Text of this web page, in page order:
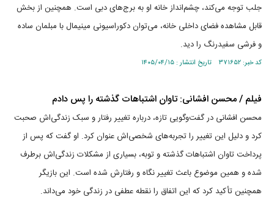
جلب توجه می‌کند، چشم‌انداز خانه او به برج‌های دبی است. همچنین از بخش
قابل مشاهده فضای داخلی خانه، می‌توان دکوراسیونی مینیمال با مبلمان ساده
و فرشی سفیدرنگ را دید.
کد خبر: ۳۷۱۶۵۲ تاریخ انتشار : ۱۴۰۵/۰۴/۱۵
فیلم / محسن افشانی: تاوان اشتباهات گذشته را پس دادم
محسن افشانی در گفت‌وگویی تازه، درباره تغییر رفتار و سبک زندگی‌اش صحبت
کرد و دلیل این تغییر را تجربه‌های شخصی‌اش عنوان کرد. او گفت که پس از
پرداخت تاوان اشتباهات گذشته و توبه، بسیاری از مشکلات زندگی‌اش برطرف
شده و همین موضوع باعث تغییر نگاه و رفتارش شده است. این بازیگر
همچنین تأکید کرد که این اتفاق را نقطه عطفی در زندگی خود می‌داند.